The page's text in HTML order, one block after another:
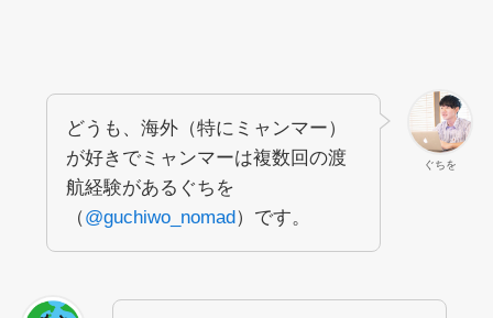
ぐちを
どうも、海外（特にミャンマー）
が好きでミャンマーは複数回の渡
航経験があるぐちを
（@guchiwo_nomad）です。